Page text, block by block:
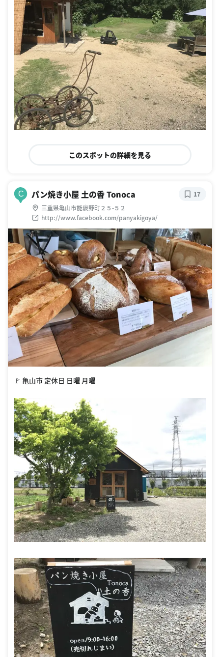
このスポットの詳細を見る
C パン焼き小屋 土の香 Tonoca
三重県亀山市能褒野町２５-５２
http://www.facebook.com/panyakigoya/
17
🚩 亀山市 定休日 日曜 月曜